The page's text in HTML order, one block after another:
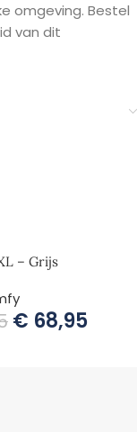
omgeving. Bestel
van dit
– Grijs
€ 68,95